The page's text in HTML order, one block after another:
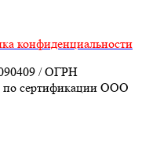
конфиденциальности
/ ОГРН
по сертификации ООО